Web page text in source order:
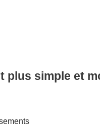
plus simple et